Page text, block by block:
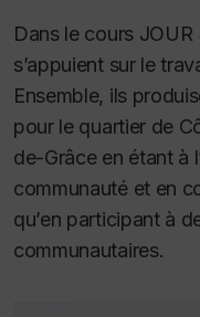
Dans le cours
s’appuient sur le
Ensemble, ils
pour le quartier de
de-Grâce en étant à
communauté et en
qu’en participant à
communautaires.